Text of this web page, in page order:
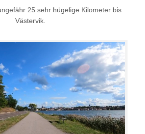
25 sehr hügelige Kilometer bis
Västervik.